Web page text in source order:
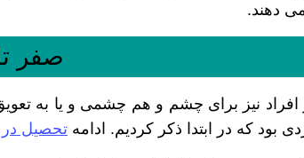
دهند.
صفر
افراد نیز برای چشم و هم چشمی و یا به
بود که در ابتدا ذکر کردیم. ادامه تحصیل در